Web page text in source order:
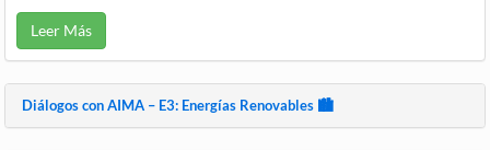
Leer Más
Diálogos con AIMA – E3: Energías Renovables 🏙️